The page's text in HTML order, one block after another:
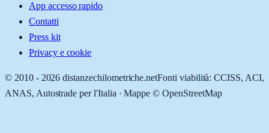
App accesso rapido
Contatti
Press kit
Privacy e cookie
© 2010 - 2026 distanzechilometriche.netFonti viabilità: CCISS, ACI,
ANAS, Autostrade per l'Italia · Mappe © OpenStreetMap